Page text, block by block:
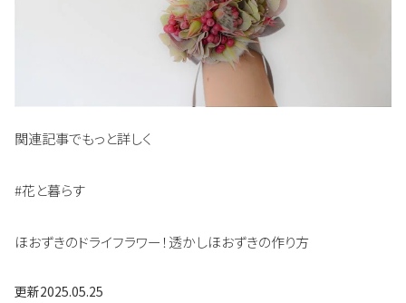
関連記事でもっと詳しく
#花と暮らす
ほおずきのドライフラワー！透かしほおずきの作り方
更新2025.05.25